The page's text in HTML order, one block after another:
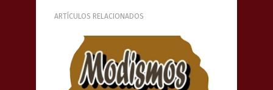
ARTÍCULOS RELACIONADOS